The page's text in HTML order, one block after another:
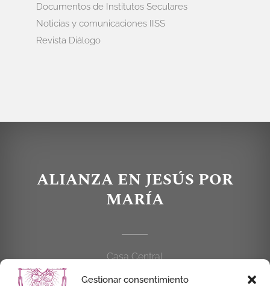
Gestionar consentimiento
Documentos de Institutos Seculares
Noticias y comunicaciones IISS
Revista Diálogo
ALIANZA EN JESÚS POR
MARÍA
Casa Central
C/Cardenal Cisneros, 55